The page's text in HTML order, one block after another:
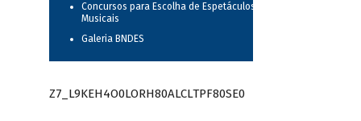
Concursos para Escolha de Espetáculos
Musicais
Galeria BNDES
Z7_L9KEH4O0LORH80ALCLTPF80SE0